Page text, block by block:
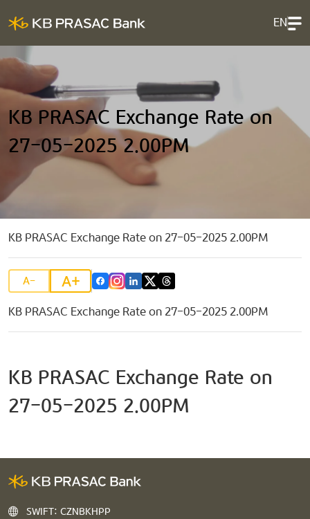
EN
KB PRASAC Exchange Rate on
27-05-2025 2.00PM
KB PRASAC Exchange Rate on 27-05-2025 2.00PM
A- A+
KB PRASAC Exchange Rate on 27-05-2025 2.00PM
KB PRASAC Exchange Rate on
27-05-2025 2.00PM
SWIFT: CZNBKHPP